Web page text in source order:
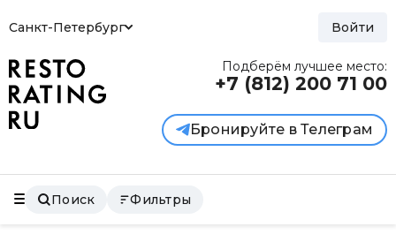
Санкт-Петербург Войти
Подберём лучшее место:
+7 (812) 200 71 00
Бронируйте в Телеграм
Поиск Фильтры